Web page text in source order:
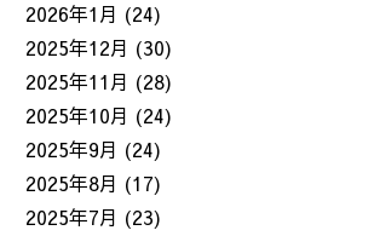
2026年1月 (24)
2025年12月 (30)
2025年11月 (28)
2025年10月 (24)
2025年9月 (24)
2025年8月 (17)
2025年7月 (23)